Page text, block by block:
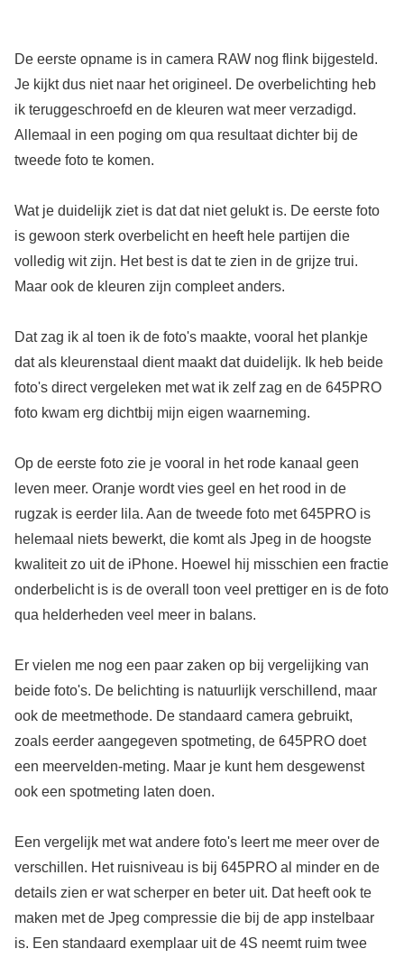
De eerste opname is in camera RAW nog flink bijgesteld.
Je kijkt dus niet naar het origineel. De overbelichting heb
ik teruggeschroefd en de kleuren wat meer verzadigd.
Allemaal in een poging om qua resultaat dichter bij de
tweede foto te komen.
Wat je duidelijk ziet is dat dat niet gelukt is. De eerste foto
is gewoon sterk overbelicht en heeft hele partijen die
volledig wit zijn. Het best is dat te zien in de grijze trui.
Maar ook de kleuren zijn compleet anders.
Dat zag ik al toen ik de foto's maakte, vooral het plankje
dat als kleurenstaal dient maakt dat duidelijk. Ik heb beide
foto's direct vergeleken met wat ik zelf zag en de 645PRO
foto kwam erg dichtbij mijn eigen waarneming.
Op de eerste foto zie je vooral in het rode kanaal geen
leven meer. Oranje wordt vies geel en het rood in de
rugzak is eerder lila. Aan de tweede foto met 645PRO is
helemaal niets bewerkt, die komt als Jpeg in de hoogste
kwaliteit zo uit de iPhone. Hoewel hij misschien een fractie
onderbelicht is is de overall toon veel prettiger en is de foto
qua helderheden veel meer in balans.
Er vielen me nog een paar zaken op bij vergelijking van
beide foto's. De belichting is natuurlijk verschillend, maar
ook de meetmethode. De standaard camera gebruikt,
zoals eerder aangegeven spotmeting, de 645PRO doet
een meervelden-meting. Maar je kunt hem desgewenst
ook een spotmeting laten doen.
Een vergelijk met wat andere foto's leert me meer over de
verschillen. Het ruisniveau is bij 645PRO al minder en de
details zien er wat scherper en beter uit. Dat heeft ook te
maken met de Jpeg compressie die bij de app instelbaar
is. Een standaard exemplaar uit de 4S neemt ruim twee